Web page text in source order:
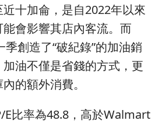
十加侖，是自2022年以來
會影響其店內客流。而
創造了“破紀錄”的加油銷
油不僅是省錢的方式，更
的額外消費。
E比率為48.8，高於Walmart